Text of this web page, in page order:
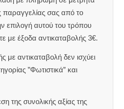
παραγγελίας σας από το
επιλογή αυτού του τρόπου
με έξοδα αντικαταβολής 3€.
με αντικαταβολή δεν ισχύει
”Φωτιστικά” και
της συνολικής αξίας της